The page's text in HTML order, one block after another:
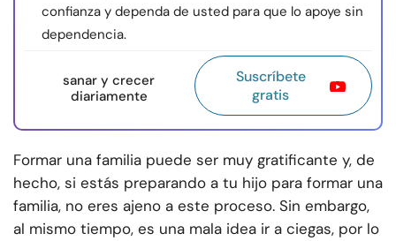
confianza y dependa de usted para que lo apoye sin
dependencia.
sanar y crecer
diariamente
Suscríbete
gratis
Formar una familia puede ser muy gratificante y, de
hecho, si estás preparando a tu hijo para formar una
familia, no eres ajeno a este proceso. Sin embargo,
al mismo tiempo, es una mala idea ir a ciegas, por lo